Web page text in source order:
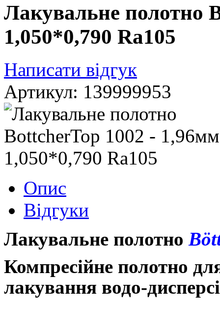
Лакувальне полотно
1,050*0,790 Ra105
Написати відгук
Артикул: 139999953
Опис
Відгуки
Лакувальне полотно
Компресійне полотно
лакування водо-